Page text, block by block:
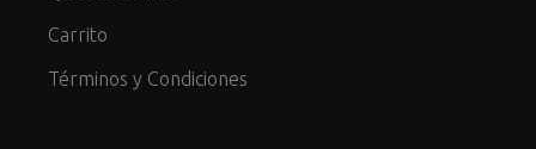
Carrito
Términos y Condiciones